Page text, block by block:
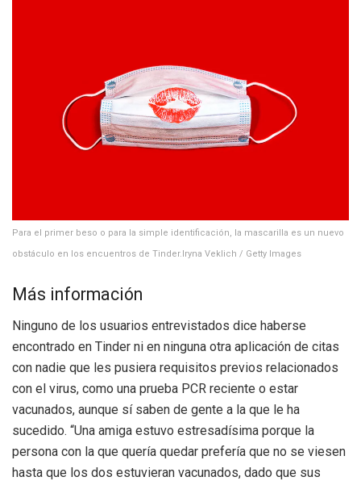
Para el primer beso o para la simple identificación, la mascarilla es un nuevo
obstáculo en los encuentros de Tinder. Iryna Veklich / Getty Images
Más información
Ninguno de los usuarios entrevistados dice haberse
encontrado en Tinder ni en ninguna otra aplicación de citas
con nadie que les pusiera requisitos previos relacionados
con el virus, como una prueba PCR reciente o estar
vacunados, aunque sí saben de gente a la que le ha
sucedido. “Una amiga estuvo estresadísima porque la
persona con la que quería quedar prefería que no se viesen
hasta que los dos estuvieran vacunados, dado que sus